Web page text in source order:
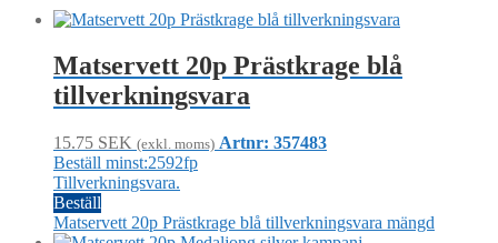
Matservett 20p Prästkrage blå
tillverkningsvara
15.75 SEK (exkl. moms) Artnr: 357483
Beställ minst:2592fp
Tillverkningsvara.
Beställ
Matservett 20p Prästkrage blå tillverkningsvara mängd